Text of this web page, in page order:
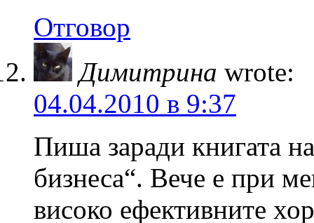
Отговор
Димитрина wrote:
04.04.2010 в 9:37
Пиша заради книгата
бизнеса“. Вече е при
високо ефективните